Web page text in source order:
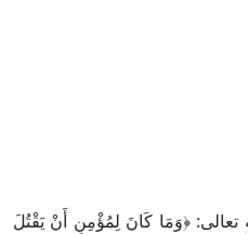
تعالى: ﴿وَمَا كَانَ لِمُؤْمِنٍ أَنْ يَقْتُلَ